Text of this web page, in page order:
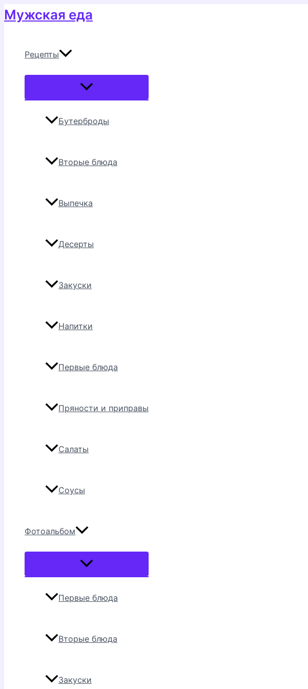
Перейти
к
Мужская еда
Рецепты
Переключатель
Бутерброды
Вторые блюда
Выпечка
Десерты
Закуски
Напитки
Первые блюда
Пряности и приправы
Салаты
Соусы
Фотоальбом
Переключатель
Первые блюда
Вторые блюда
Закуски